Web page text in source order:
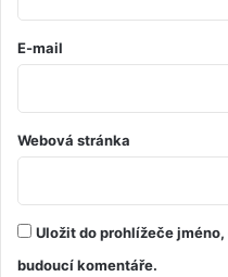
E-mail
Webová stránka
Uložit do prohlížeče
budoucí komentáře.